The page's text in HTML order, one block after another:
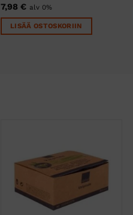
7,98€ alv 0%
LISÄÄ OSTOSKORIIN